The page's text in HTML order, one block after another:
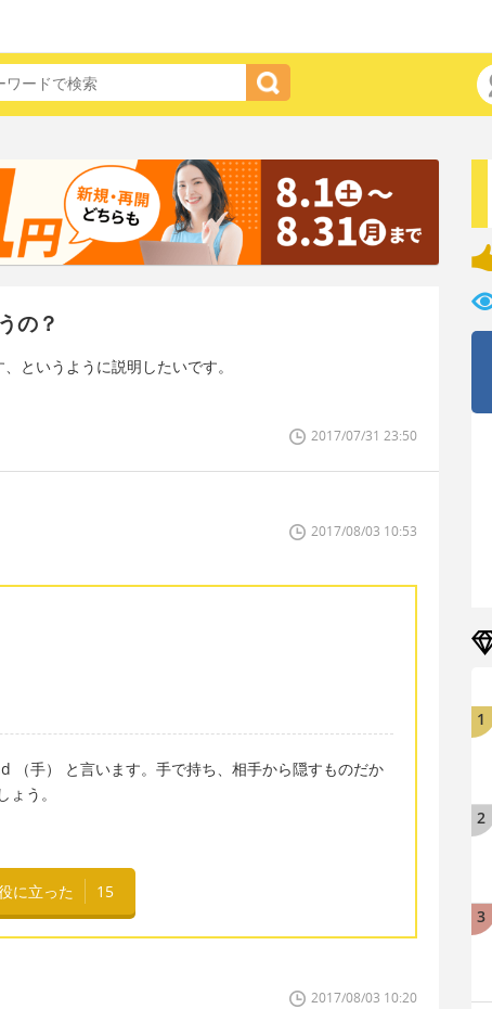
の？
というように説明したいです。
2017/07/31 23:50
2017/08/03 10:53
（手） と言います。手で持ち、相手から隠すものだか
う。
に立った 15
2017/08/03 10:20
1
2
3